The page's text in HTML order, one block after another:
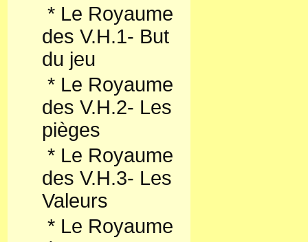
* Le Royaume
des V.H.1- But
du jeu
* Le Royaume
des V.H.2- Les
pièges
* Le Royaume
des V.H.3- Les
Valeurs
* Le Royaume